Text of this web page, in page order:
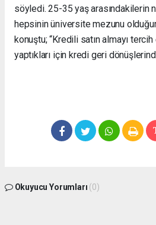
söyledi. 25-35 yaş arasındakilerin
hepsinin üniversite mezunu
konuştu; “Kredili satın almayı
yaptıkları için kredi geri
Okuyucu Yorumları (0)